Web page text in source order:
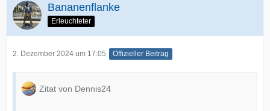
Bananenflanke
Erleuchteter
2. Dezember 2024 um 17:05 Offizieller Beitrag
Zitat von Dennis24